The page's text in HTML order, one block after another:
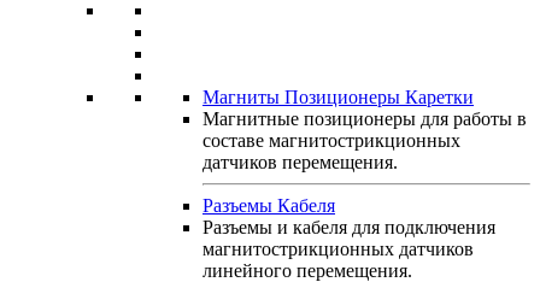
Магниты Позиционеры Каретки
Магнитные позиционеры для работы в
составе магнитострикционных
датчиков перемещения.
Разъемы Кабеля
Разъемы и кабеля для подключения
магнитострикционных датчиков
линейного перемещения.